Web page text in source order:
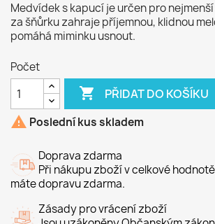
Medvídek s kapucí je určen pro
za šňůrku zahraje příjemnou, klidnou
pomáhá miminku usnout.
Počet
 PŘIDAT DO KOŠÍKU
 Poslední kus skladem
Doprava zdarma
Při nákupu zboží v celkové
máte dopravu zdarma.
Zásady pro vrácení zboží